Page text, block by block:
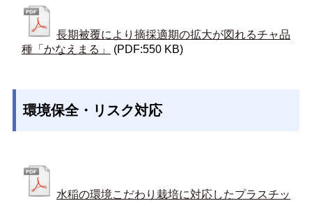
長期被覆により摘採適期の拡大が図れるチャ品
種「かなえまる」
(PDF:550 KB)
環境保全・リスク対応
水稲の環境こだわり栽培に対応したプラスチッ